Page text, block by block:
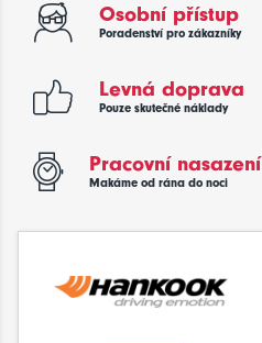
Osobní přístup
Poradenství pro zákazníky
Levná doprava
Pouze skutečné náklady
Pracovní nasazení
Makáme od rána do noci